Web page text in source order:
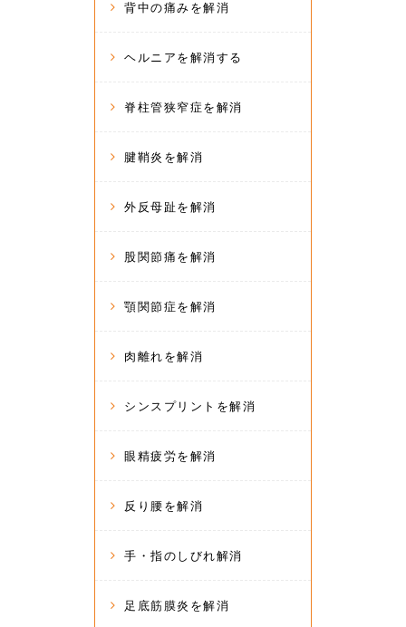
背中の痛みを解消
ヘルニアを解消する
脊柱管狭窄症を解消
腱鞘炎を解消
外反母趾を解消
股関節痛を解消
顎関節症を解消
肉離れを解消
シンスプリントを解消
眼精疲労を解消
反り腰を解消
手・指のしびれ解消
足底筋膜炎を解消